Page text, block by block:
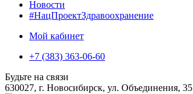
Новости
#НацПроектЗдравоохранение
Мой кабинет
+7 (383) 363-06-60
Будьте на связи
630027, г. Новосибирск, ул. Объединения, 35